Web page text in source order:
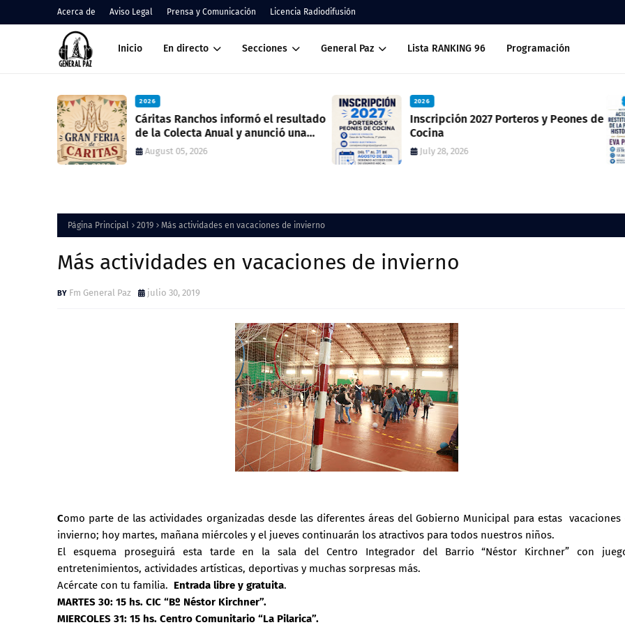
Acerca de Aviso Legal Prensa y Comunicación Licencia Radiodifusión
Inicio En directo Secciones General Paz Lista RANKING 96 Programación
2026
Cáritas Ranchos informó el resultado
de la Colecta Anual y anunció una
nueva feria solidaria
August 05, 2026
2026
Inscripción 2027 Porteros y Peones de
Cocina
July 28, 2026
Página Principal 2019 Más actividades en vacaciones de invierno
Más actividades en vacaciones de invierno
Fm General Paz julio 30, 2019
Como parte de las actividades organizadas desde las diferentes áreas del Gobierno Municipal para estas vacaciones
invierno; hoy martes, mañana miércoles y el jueves continuarán los atractivos para todos nuestros niños.
El esquema proseguirá esta tarde en la sala del Centro Integrador del Barrio “Néstor Kirchner” con
entretenimientos, actividades artísticas, deportivas y muchas sorpresas más.
Acércate con tu familia. Entrada libre y gratuita.
MARTES 30: 15 hs. CIC “Bº Néstor Kirchner”.
MIERCOLES 31: 15 hs. Centro Comunitario “La Pilarica”.